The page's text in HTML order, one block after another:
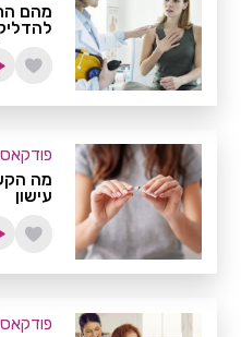
מהם
מה
עישון